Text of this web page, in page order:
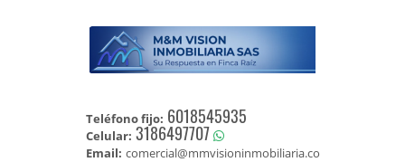
Teléfono fijo: 6018545935
Celular: 3186497707
Email: comercial@mmvisioninmobiliaria.co